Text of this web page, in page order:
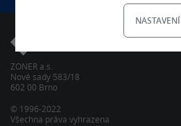
NASTAVENÍ
ZONER a.s.
Nové sady 583/18
602 00 Brno
© 1996-2022
Všechna práva vyhrazena